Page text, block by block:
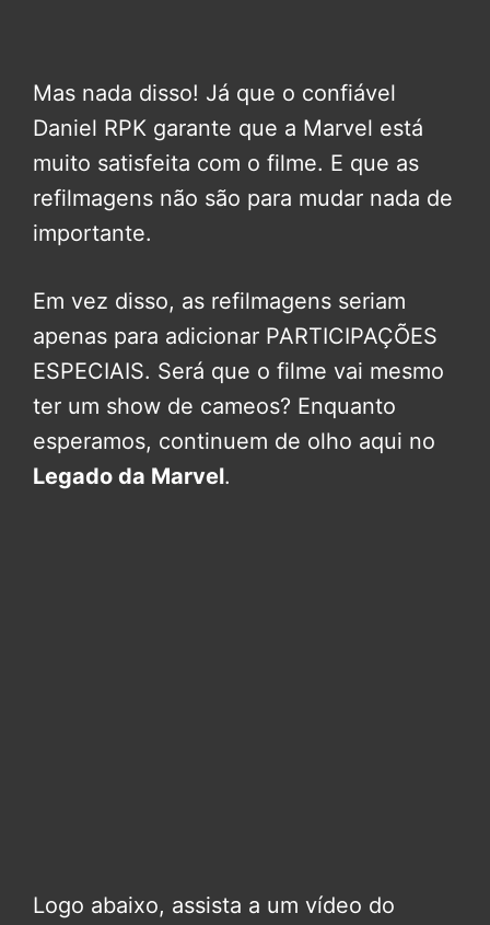
Mas nada disso! Já que o confiável
Daniel RPK garante que a Marvel está
muito satisfeita com o filme. E que as
refilmagens não são para mudar nada de
importante.
Em vez disso, as refilmagens seriam
apenas para adicionar PARTICIPAÇÕES
ESPECIAIS. Será que o filme vai mesmo
ter um show de cameos? Enquanto
esperamos, continuem de olho aqui no
Legado da Marvel.
Logo abaixo, assista a um vídeo do